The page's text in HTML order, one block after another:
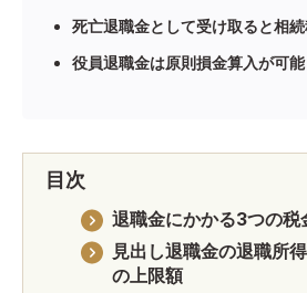
死亡退職金として受け取ると相
役員退職金は原則損金算入が可能
目次
退職金にかかる3つの税
見出し退職金の退職所
の上限額